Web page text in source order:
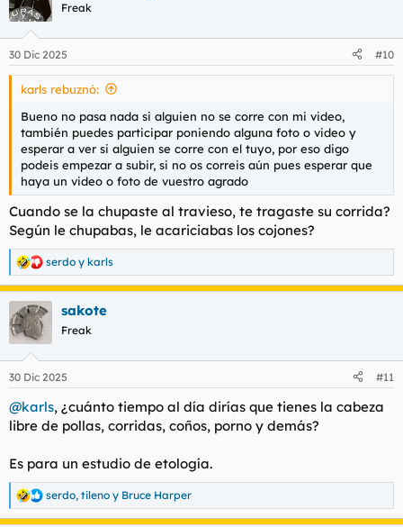
Freak
30 Dic 2025 #10
karls rebuznó:
Bueno no pasa nada si alguien no se corre con mi video,
también puedes participar poniendo alguna foto o video y
esperar a ver si alguien se corre con el tuyo, por eso digo
podeis empezar a subir, si no os correis aún pues esperar que
haya un video o foto de vuestro agrado
Cuando se la chupaste al travieso, te tragaste su corrida?
Según le chupabas, le acariciabas los cojones?
R
e
c
c
i
e
:
serdo y karls
sakote
Freak
30 Dic 2025 #11
@karls, ¿cuánto tiempo al día dirías que tienes la cabeza
libre de pollas, corridas, coños, porno y demás?
Es para un estudio de etología.
R
e
serdo, tileno y Bruce Harper